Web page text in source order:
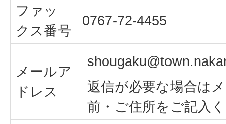
ファッ
クス番号
0767-72-4455
メールア
ドレス
返信が必要な場合は
前・ご住所をご記入